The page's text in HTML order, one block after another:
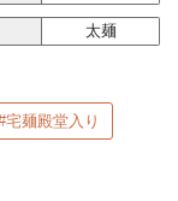
太麺
宅麺殿堂入り